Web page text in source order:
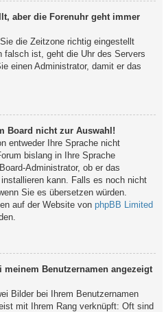
aber die Forenuhr geht immer
die Zeitzone richtig eingestellt
falsch ist, geht die Uhr des Servers
einen Administrator, damit er das
Board nicht zur Auswahl!
entweder Ihre Sprache nicht
bislang in Ihre Sprache
Administrator, ob er das
kann. Falls es noch nicht
Sie es übersetzen würden.
auf der Website von phpBB Limited
Benutzernamen angezeigt
Bilder bei Ihrem Benutzernamen
mit Ihrem Rang verknüpft: Oft sind